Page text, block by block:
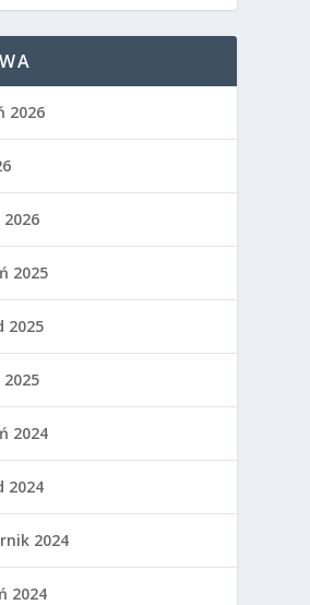
2026
2025
2025
2024
2024
2024
2024